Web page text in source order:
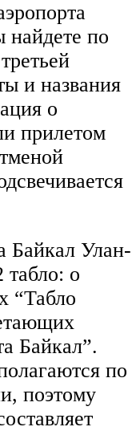
найдете по
и названия
о
прилетом
Байкал Улан-
табло: о
“Табло
Байкал”.
по
поэтому